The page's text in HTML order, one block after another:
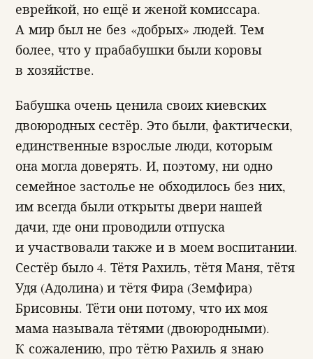
еврейкой, но ещё и женой комиссара.
А мир был не без «добрых» людей. Тем
более, что у прабабушки были коровы
в хозяйстве.
Бабушка очень ценила своих киевских
двоюродных сестёр. Это были, фактически,
единственные взрослые люди, которым
она могла доверять. И, поэтому, ни одно
семейное застолье не обходилось без них,
им всегда были открыты двери нашей
дачи, где они проводили отпуска
и участвовали также и в моем воспитании.
Сестёр было 4. Тётя Рахиль, тётя Маня, тётя
Удя (Адолина) и тётя Фира (Земфира)
Брисовны. Тёти они потому, что их моя
мама называла тётями (двоюродными).
К сожалению, про тётю Рахиль я знаю